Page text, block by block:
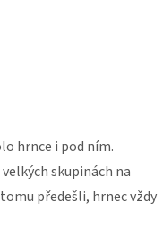
hrnce i pod ním.
skupinách na
předešli, hrnec vždy